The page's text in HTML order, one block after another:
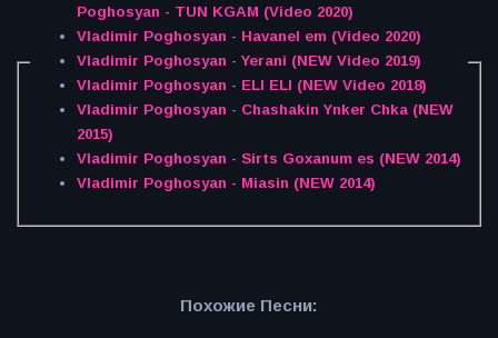
Poghosyan - TUN KGAM (Video 2020)
Vladimir Poghosyan - Havanel em (Video 2020)
Vladimir Poghosyan - Yerani (NEW Video 2019)
Vladimir Poghosyan - ELI ELI (NEW Video 2018)
Vladimir Poghosyan - Chashakin Ynker Chka (NEW
2015)
Vladimir Poghosyan - Sirts Goxanum es (NEW 2014)
Vladimir Poghosyan - Miasin (NEW 2014)
Похожие Песни: